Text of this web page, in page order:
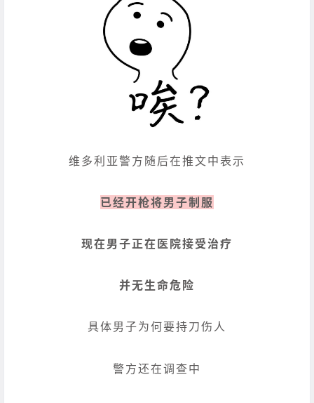
维多利亚警方随后在推文中表示
已经开枪将男子制服
现在男子正在医院接受治疗
并无生命危险
具体男子为何要持刀伤人
警方还在调查中